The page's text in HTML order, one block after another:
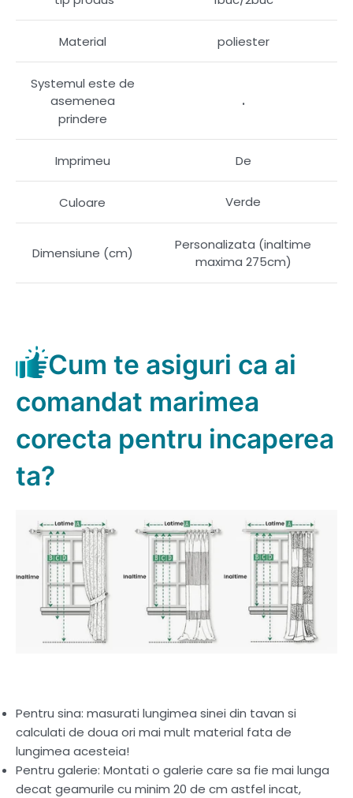
Material poliester
Systemul este de
asemenea
prindere
.
Imprimeu De
Culoare Verde
Dimensiune (cm)
Personalizata (inaltime
maxima 275cm)
Cum te asiguri ca ai
comandat marimea
corecta pentru incaperea
ta?
Pentru sina: masurati lungimea sinei din tavan si
calculati de doua ori mai mult material fata de
lungimea acesteia!
Pentru galerie: Montati o galerie care sa fie mai lunga
decat geamurile cu minim 20 de cm astfel incat,